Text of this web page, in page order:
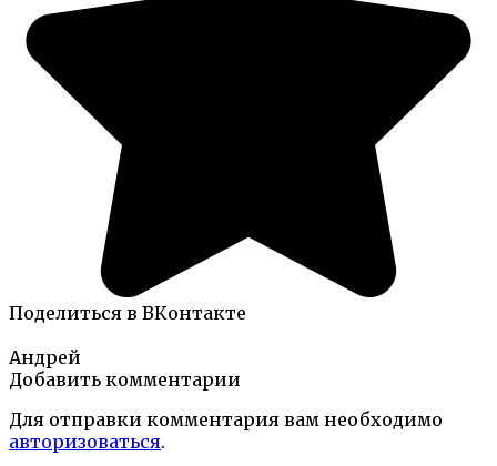
Поделиться в ВКонтакте
Андрей
Добавить комментарии
Для отправки комментария вам необходимо
авторизоваться.